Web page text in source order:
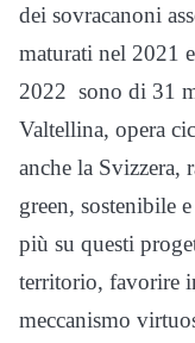
dei sovracanoni
maturati nel 2021
2022 sono di 31
Valtellina, opera
anche la Svizzera,
green, sostenibile
più su questi
territorio, favorire
meccanismo